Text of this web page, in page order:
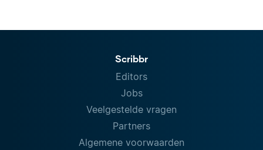
Scribbr
Editors
Jobs
Veelgestelde vragen
Partners
Algemene voorwaarden